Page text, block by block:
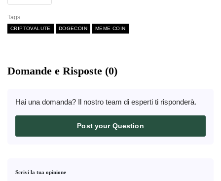
Tags
CRIPTOVALUTE DOGECOIN MEME COIN
Domande e Risposte (0)
Hai una domanda? Il nostro team di esperti ti risponderà.
Post your Question
Scrivi la tua opinione